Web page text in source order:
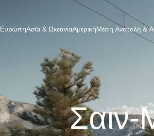
ΕυρώπηΑσία & ΩκεανίαΑμερικήΜέση Ανατολή &
Σαιν-